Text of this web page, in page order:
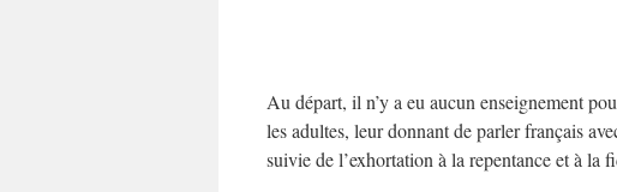
Au départ, il n’y a eu aucun enseignement
les adultes, leur donnant de parler français
suivie de l’exhortation à la repentance et à la